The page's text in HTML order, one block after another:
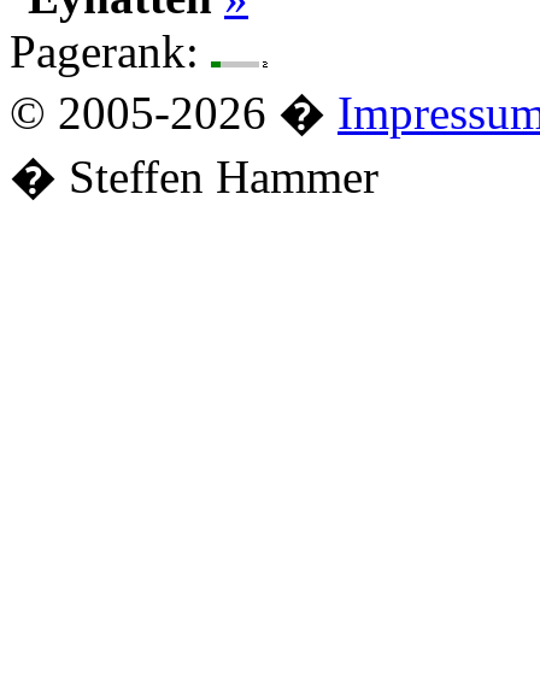
Pagerank:
© 2005-2026 �
� Steffen Hammer